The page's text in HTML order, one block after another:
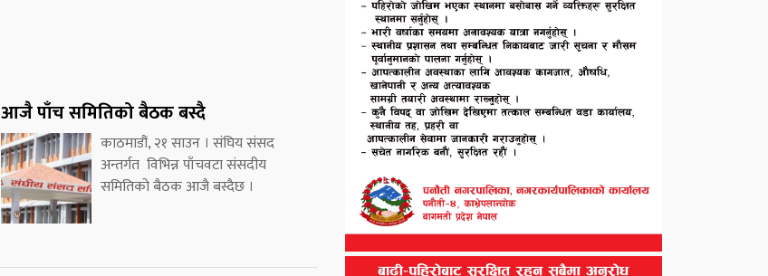
आजै पाँच समितिको बैठक बस्दै
काठमाडौं, २१ साउन । संघिय संसद
अन्तर्गत विभिन्न पाँचवटा संसदीय
समितिको बैठक आजै बस्दैछ ।